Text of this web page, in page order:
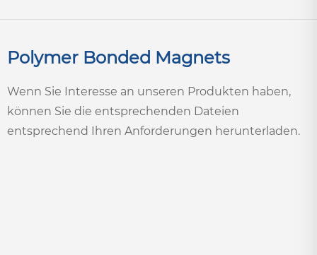
Polymer Bonded Magnets
Wenn Sie Interesse an unseren Produkten haben,
können Sie die entsprechenden Dateien
entsprechend Ihren Anforderungen herunterladen.